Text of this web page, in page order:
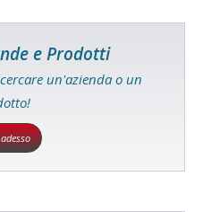
e Prodotti
un'azienda o un